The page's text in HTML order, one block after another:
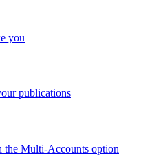
you
publications
the Multi-Accounts option